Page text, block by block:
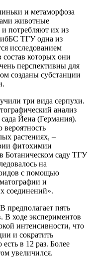
и метаморфоза
животные
и потребляют их из
ТГУ одна из
исследованием
которых они
перспективны для
созданы субстанции
три вида серпухи.
анализ
Йена (Германия).
вероятность
растениях, –
фитохимии
Ботаническом саду ТГУ
на
с помощью
и
соединений».
пять
В ходе экспериментов
интенсивности, что
и сократить
в 12 раз. Более
увеличился.